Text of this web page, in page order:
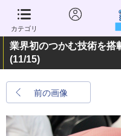
カテゴリ
業界初のつかむ技術を搭
(11/15)
前の画像